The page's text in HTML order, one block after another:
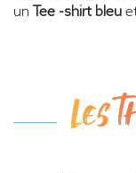
un Tee -shirt bleu
Les